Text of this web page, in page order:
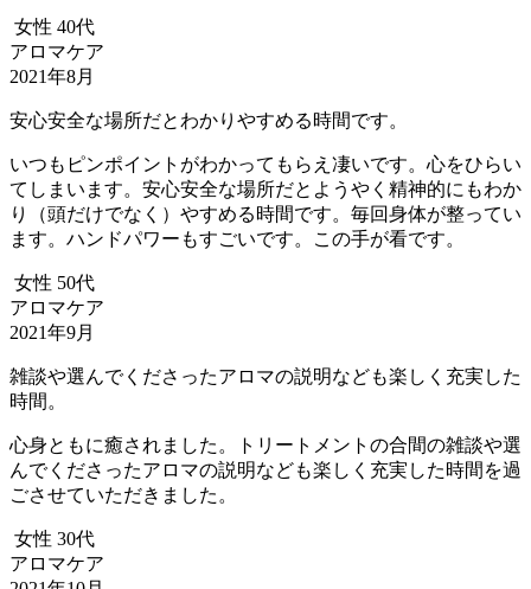
女性 40代
アロマケア
2021年8月
安心安全な場所だとわかりやすめる時間です。
いつもピンポイントがわかってもらえ凄いです。心をひらい
てしまいます。安心安全な場所だとようやく精神的にもわか
り（頭だけでなく）やすめる時間です。毎回身体が整ってい
ます。ハンドパワーもすごいです。この手が看です。
女性 50代
アロマケア
2021年9月
雑談や選んでくださったアロマの説明なども楽しく充実した
時間。
心身ともに癒されました。トリートメントの合間の雑談や選
んでくださったアロマの説明なども楽しく充実した時間を過
ごさせていただきました。
女性 30代
アロマケア